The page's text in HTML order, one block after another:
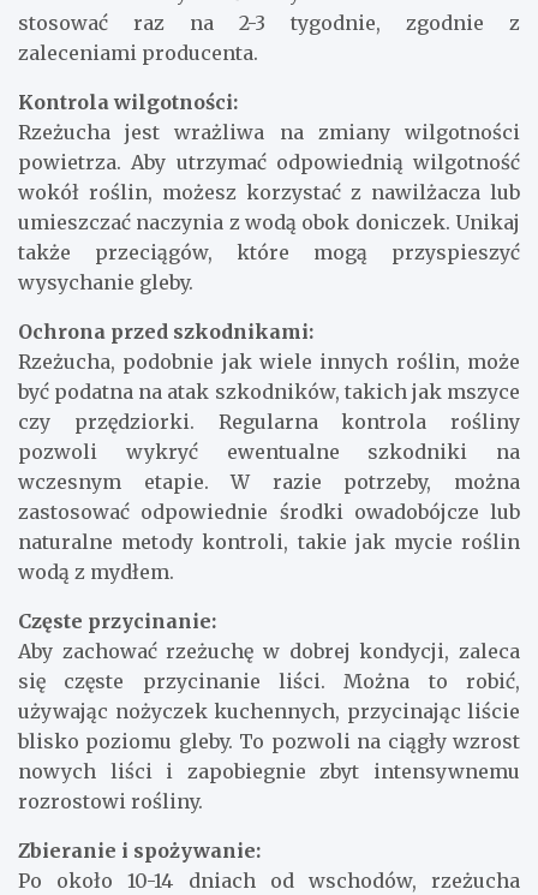
stosować raz na 2-3 tygodnie, zgodnie z
zaleceniami producenta.
Kontrola wilgotności:
Rzeżucha jest wrażliwa na zmiany wilgotności
powietrza. Aby utrzymać odpowiednią wilgotność
wokół roślin, możesz korzystać z nawilżacza lub
umieszczać naczynia z wodą obok doniczek. Unikaj
także przeciągów, które mogą przyspieszyć
wysychanie gleby.
Ochrona przed szkodnikami:
Rzeżucha, podobnie jak wiele innych roślin, może
być podatna na atak szkodników, takich jak mszyce
czy przędziorki. Regularna kontrola rośliny
pozwoli wykryć ewentualne szkodniki na
wczesnym etapie. W razie potrzeby, można
zastosować odpowiednie środki owadobójcze lub
naturalne metody kontroli, takie jak mycie roślin
wodą z mydłem.
Częste przycinanie:
Aby zachować rzeżuchę w dobrej kondycji, zaleca
się częste przycinanie liści. Można to robić,
używając nożyczek kuchennych, przycinając liście
blisko poziomu gleby. To pozwoli na ciągły wzrost
nowych liści i zapobiegnie zbyt intensywnemu
rozrostowi rośliny.
Zbieranie i spożywanie:
Po około 10-14 dniach od wschodów, rzeżucha